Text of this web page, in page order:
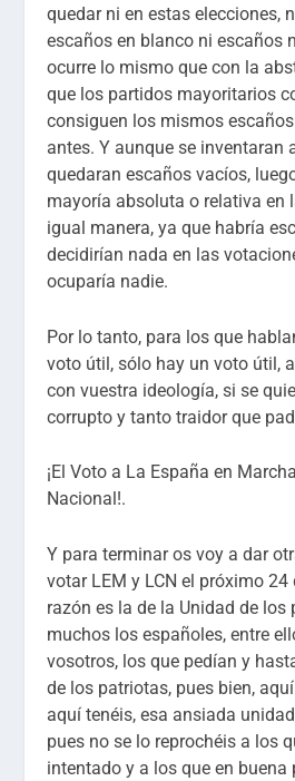
quedar ni en estas elecciones,
escaños en blanco ni escaños
ocurre lo mismo que con la
que los partidos mayoritarios
consiguen los mismos
antes. Y aunque se inventaran
quedaran escaños vacíos,
mayoría absoluta o relativa en
igual manera, ya que habría
decidirían nada en las
ocuparía nadie.
Por lo tanto, para los que
voto útil, sólo hay un voto útil,
con vuestra ideología, si se
corrupto y tanto traidor que
¡El Voto a La España en
Nacional!.
Y para terminar os voy a dar
votar LEM y LCN el próximo 24
razón es la de la Unidad de los
muchos los españoles, entre
vosotros, los que pedían y
de los patriotas, pues bien,
aquí tenéis, esa ansiada
pues no se lo reprochéis a los
intentado y a los que en buena